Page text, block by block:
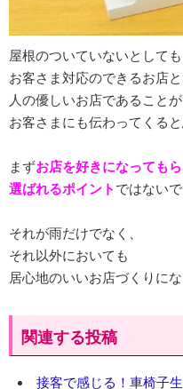
屋根のついていないとしても
お客さま対応のできるお店と
人の優しいお店であることが
お客さまにも伝わってくると
まずお店を好きになっても
選ばれるポイント ではない
それが雨だけでなく、
それ以外においても
居心地のいいお店づくりに
関連する投稿
接客で感じる！車椅子